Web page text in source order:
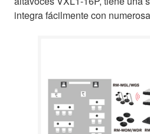
integra fácilmente con